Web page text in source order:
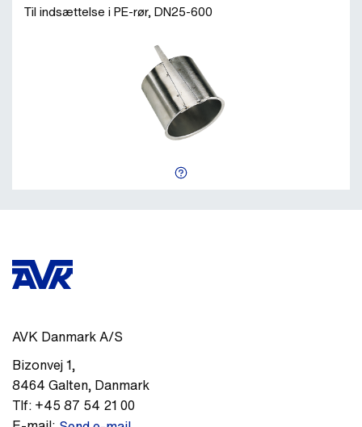
Til indsættelse i PE-rør, DN25-600
AVK Danmark A/S
Bizonvej 1,
8464 Galten, Danmark
Tlf: +45 87 54 21 00